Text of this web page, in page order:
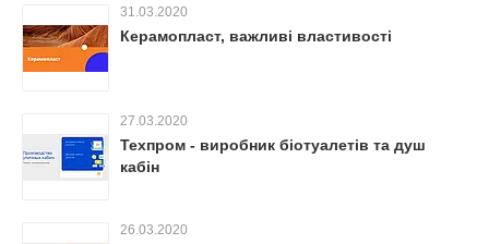
31.03.2020
Керамопласт, важливі властивості
27.03.2020
Техпром - виробник біотуалетів та душ
кабін
26.03.2020